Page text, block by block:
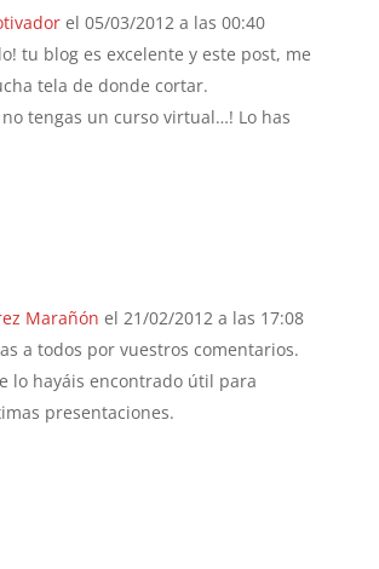
el 05/03/2012 a las 00:40
tu blog es excelente y este post, me
tela de donde cortar.
tengas un curso virtual…! Lo has
Marañón el 21/02/2012 a las 17:08
a todos por vuestros comentarios.
lo hayáis encontrado útil para
presentaciones.